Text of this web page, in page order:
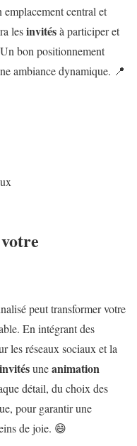
central et
lesinvitésà participer et
bon positionnement
ambiance dynamique. 📍
peut transformer votre
En intégrant des
les réseaux sociaux et la
invitésuneanimation
détail, du choix des
pour garantir une
de joie. 😄